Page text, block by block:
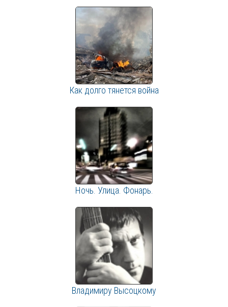
Как долго тянется война
Ночь. Улица. Фонарь.
Владимиру Высоцкому